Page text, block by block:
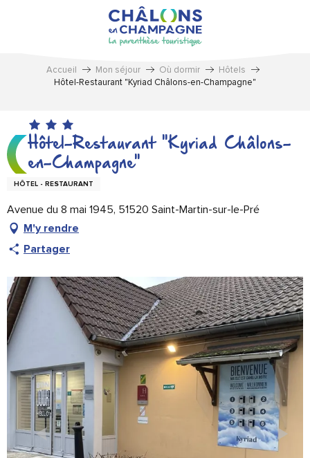
Accueil Mon séjour Où dormir
Hôtels
Hôtel-Restaurant "Kyriad Châlons-en-Champagne"
Hôtel-Restaurant "Kyriad Châlons-
en-Champagne"
HÔTEL - RESTAURANT
Avenue du 8 mai 1945, 51520 Saint-Martin-sur-le-Pré
M'y rendre
Partager